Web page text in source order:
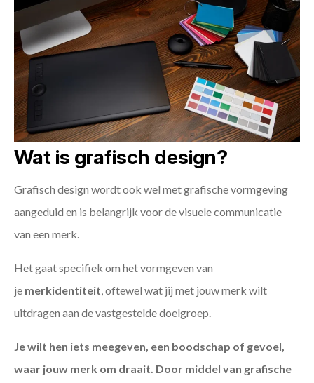
Wat is grafisch design?
Grafisch design wordt ook wel met grafische vormgeving
aangeduid en is belangrijk voor de visuele communicatie
van een merk.
Het gaat specifiek om het vormgeven van
je merkidentiteit , oftewel wat jij met jouw merk wilt
uitdragen aan de vastgestelde doelgroep.
Je wilt hen iets meegeven, een boodschap of gevoel,
waar jouw merk om draait. Door middel van grafische